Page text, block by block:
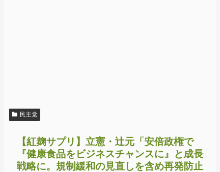
民主党
【紅麹サプリ】立憲・辻元「安倍政権で
『健康食品をビジネスチャンスに』と成長
戦略に。規制緩和の見直しを含め再発防止